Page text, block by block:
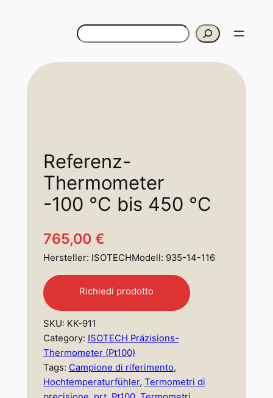
Cerca
Referenz-
Thermometer
-100 °C bis 450 °C
765,00 €
Hersteller: ISOTECHModell: 935-14-116
Richiedi prodotto
SKU: KK-911
Category: ISOTECH Präzisions-
Thermometer (Pt100)
Tags: Campione di riferimento
Hochtemperaturfühler, Termometri di